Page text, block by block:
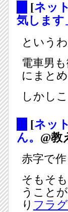
[ネッ
気します
という
電車男
にまと
しかし
[ネッ
ん。 @教
赤字で
そもそ
うこと
り フラ